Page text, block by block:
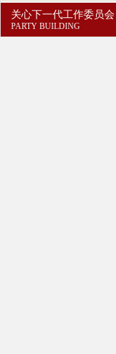
关心下一代工作委员会
PARTY BUILDING